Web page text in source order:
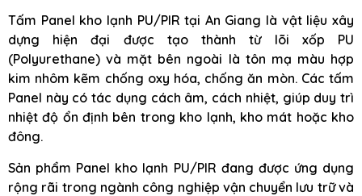
Tấm Panel kho lạnh PU/PIR tại An Giang là vật liệu xây
dựng hiện đại được tạo thành từ lõi xốp PU
(Polyurethane) và mặt bên ngoài là tôn mạ màu hợp
kim nhôm kẽm chống oxy hóa, chống ăn mòn. Các tấm
Panel này có tác dụng cách âm, cách nhiệt, giúp duy trì
nhiệt độ ổn định bên trong kho lạnh, kho mát hoặc kho
đông.
Sản phẩm Panel kho lạnh PU/PIR đang được ứng dụng
rộng rãi trong ngành công nghiệp vận chuyển lưu trữ và